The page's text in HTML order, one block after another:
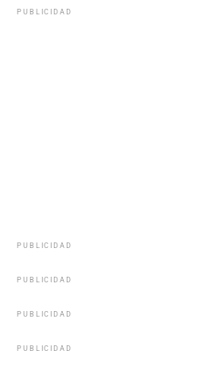
PUBLICIDAD
PUBLICIDAD
PUBLICIDAD
PUBLICIDAD
PUBLICIDAD